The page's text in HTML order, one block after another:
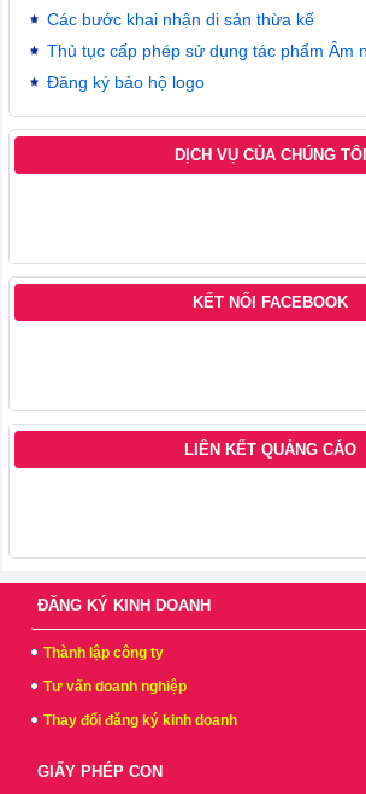
Các bước khai nhận di sản thừa kế
Thủ tục cấp phép sử dụng tác phẩm Âm
Đăng ký bảo hộ logo
DỊCH VỤ CỦA CHÚNG TÔI
KẾT NỐI FACEBOOK
LIÊN KẾT QUẢNG CÁO
ĐĂNG KÝ KINH DOANH
Thành lập công ty
Tư vấn doanh nghiệp
Thay đổi đăng ký kinh doanh
GIẤY PHÉP CON